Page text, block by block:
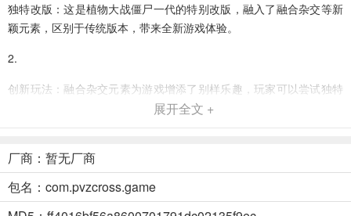
独特改版：这是植物大战僵尸一代的特别改版，融入了融合杂交等新
颖元素，区别于传统版本，带来全新游戏体验。
2.
创新玩法：融合杂交元素为游戏增添了别样乐趣，玩家可以尝试独特
的植物组合方式，创造出与众不同的战斗策略。
经典再塑：在经典的植物大战僵尸基础上进行创新，既保留了原有的
熟悉感，又通过新元素让游戏焕发出新的活力，吸引老玩家重温，新
玩家探索。
展开全文 +
厂商：暂无厂商
包名：com.pvzcross.game